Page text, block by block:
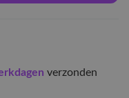
verzonden